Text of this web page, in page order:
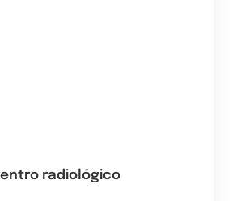
radiológico